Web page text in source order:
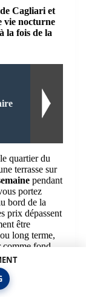
Cagliari et
vie nocturne
la fois de la
quartier du
terrasse sur
pendant
portez
bord de la
prix dépassent
être
long terme,
comme fond
peut prendre